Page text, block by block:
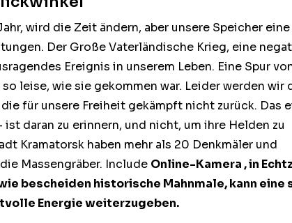
wird die Zeit ändern, aber unsere Speicher
Der Große Vaterländische Krieg, eine
Ereignis in unserem Leben. Eine Spur
leise, wie sie gekommen war. Leider werden wir
für unsere Freiheit gekämpft nicht zurück. Das
daran zu erinnern, und nicht, um ihre Helden zu
Kramatorsk haben mehr als 20 Denkmäler und
Massengräber. Include Online-Kamera , in
bescheiden historische Mahnmale, kann eine
Energie weiterzugeben.